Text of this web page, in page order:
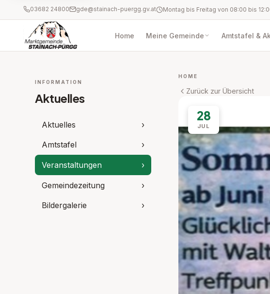
03682 24800 gde@stainach-puergg.gv.at
Home Meine Gemeinde Amtstafel &
INFORMATION
Aktuelles
Aktuelles ›
Amtstafel ›
Veranstaltungen ›
Gemeindezeitung ›
Bildergalerie ›
HOME
Zurück zur Übersicht
28
JUL